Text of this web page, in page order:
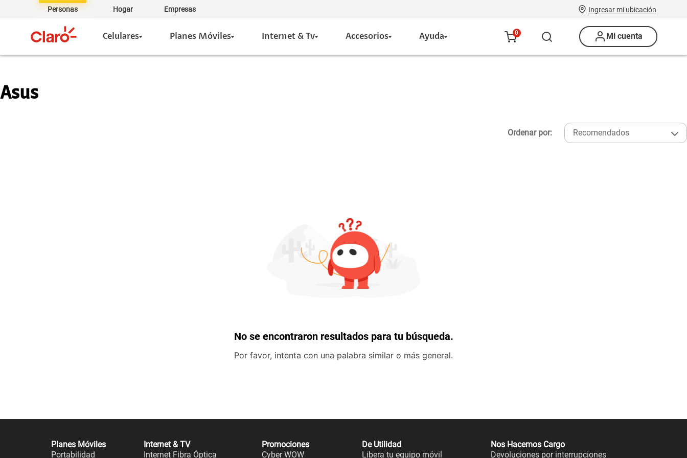
Personas Hogar Empresas Ingresar mi ubicación
Celulares Planes Móviles Internet & Tv Accesorios Ayuda 0 Mi cuenta
Asus
Ordenar por: Recomendados
No se encontraron resultados para tu búsqueda.
Por favor, intenta con una palabra similar o más general.
Planes Móviles
Portabilidad
Internet & TV
Internet Fibra Óptica
Promociones
Cyber WOW
De Utilidad
Libera tu equipo móvil
Nos Hacemos Cargo
Devoluciones por interrupciones